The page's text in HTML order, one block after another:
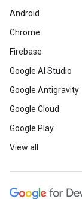
Android
Chrome
Firebase
Google AI Studio
Google Antigravity
Google Cloud
Google Play
View all